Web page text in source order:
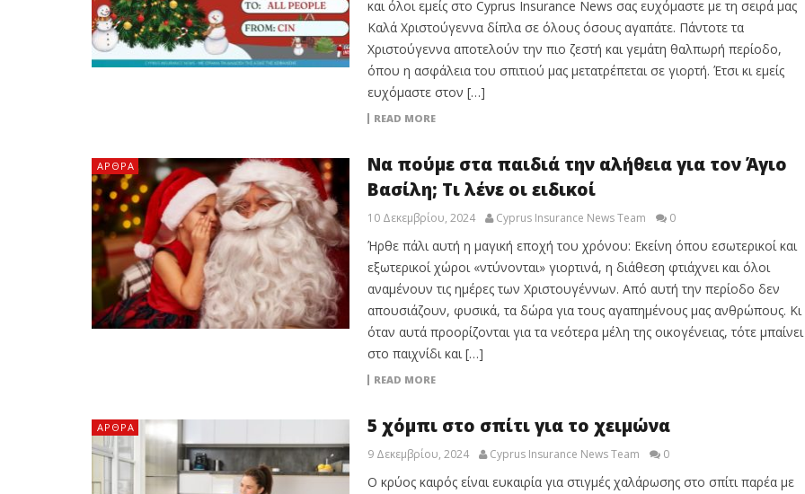
και όλοι εμείς στο Cyprus Insurance News σας ευχόμαστε με τη σειρά μας
Καλά Χριστούγεννα δίπλα σε όλους όσους αγαπάτε. Πάντοτε τα
Χριστούγεννα αποτελούν την πιο ζεστή και γεμάτη θαλπωρή περίοδο,
όπου η ασφάλεια του σπιτιού μας μετατρέπεται σε γιορτή. Έτσι κι εμείς
ευχόμαστε στον […]
READ MORE
ΆΡΘΡΑ
Να πούμε στα παιδιά την αλήθεια για τον Άγιο
Βασίλη; Τι λένε οι ειδικοί
10 Δεκεμβρίου, 2024 Cyprus Insurance News Team 0
Ήρθε πάλι αυτή η μαγική εποχή του χρόνου: Εκείνη όπου εσωτερικοί και
εξωτερικοί χώροι «ντύνονται» γιορτινά, η διάθεση φτιάχνει και όλοι
αναμένουν τις ημέρες των Χριστουγέννων. Από αυτή την περίοδο δεν
απουσιάζουν, φυσικά, τα δώρα για τους αγαπημένους μας ανθρώπους. Κι
όταν αυτά προορίζονται για τα νεότερα μέλη της οικογένειας, τότε μπαίνει
στο παιχνίδι και […]
READ MORE
ΆΡΘΡΑ 5 χόμπι στο σπίτι για το χειμώνα
9 Δεκεμβρίου, 2024 Cyprus Insurance News Team 0
Ο κρύος καιρός είναι ευκαιρία για στιγμές χαλάρωσης στο σπίτι παρέα με